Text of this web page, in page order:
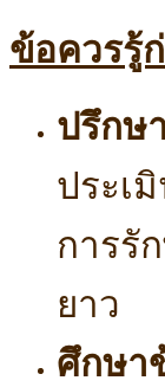
ข้อควรรู้
ปรึกษ
ประเ
การรั
ยาว
ศึกษา